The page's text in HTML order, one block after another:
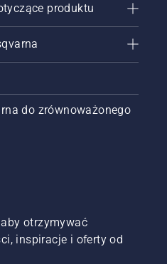
produktu
do zrównoważonego
otrzymywać
inspiracje i oferty od